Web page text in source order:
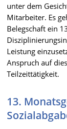
unter dem
Mitarbeiter. Es
Belegschaft ein
Leistung
Anspruch auf
Teilzeittätigkeit.
13.